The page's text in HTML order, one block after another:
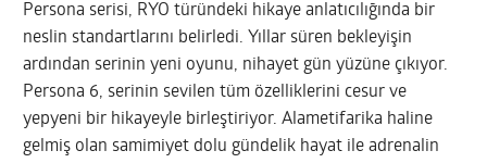
Persona serisi, RYO türündeki hikaye anlatıcılığında bir
neslin standartlarını belirledi. Yıllar süren bekleyişin
ardından serinin yeni oyunu, nihayet gün yüzüne çıkıyor.
Persona 6, serinin sevilen tüm özelliklerini cesur ve
yepyeni bir hikayeyle birleştiriyor. Alametifarika haline
gelmiş olan samimiyet dolu gündelik hayat ile adrenalin